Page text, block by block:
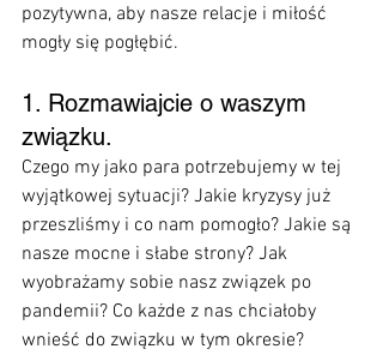
pozytywna, aby nasze relacje i miłość
mogły się pogłębić.
1. Rozmawiajcie o waszym
związku.
Czego my jako para potrzebujemy w tej
wyjątkowej sytuacji? Jakie kryzysy już
przeszliśmy i co nam pomogło? Jakie są
nasze mocne i słabe strony? Jak
wyobrażamy sobie nasz związek po
pandemii? Co każde z nas chciałoby
wnieść do związku w tym okresie?